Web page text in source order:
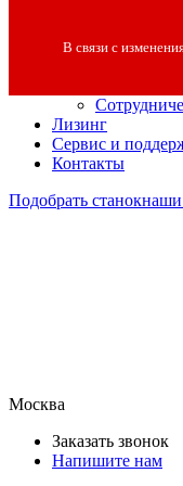
В связи с
О
Лизинг
Сервис и
Контакты
Подобрать станокнаши
Москва
Заказать звонок
Напишите нам